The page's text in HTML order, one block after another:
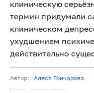
клиническую
термин придумали
клиническом
ухудшением
действительно
Автор: Алеся Гончарова